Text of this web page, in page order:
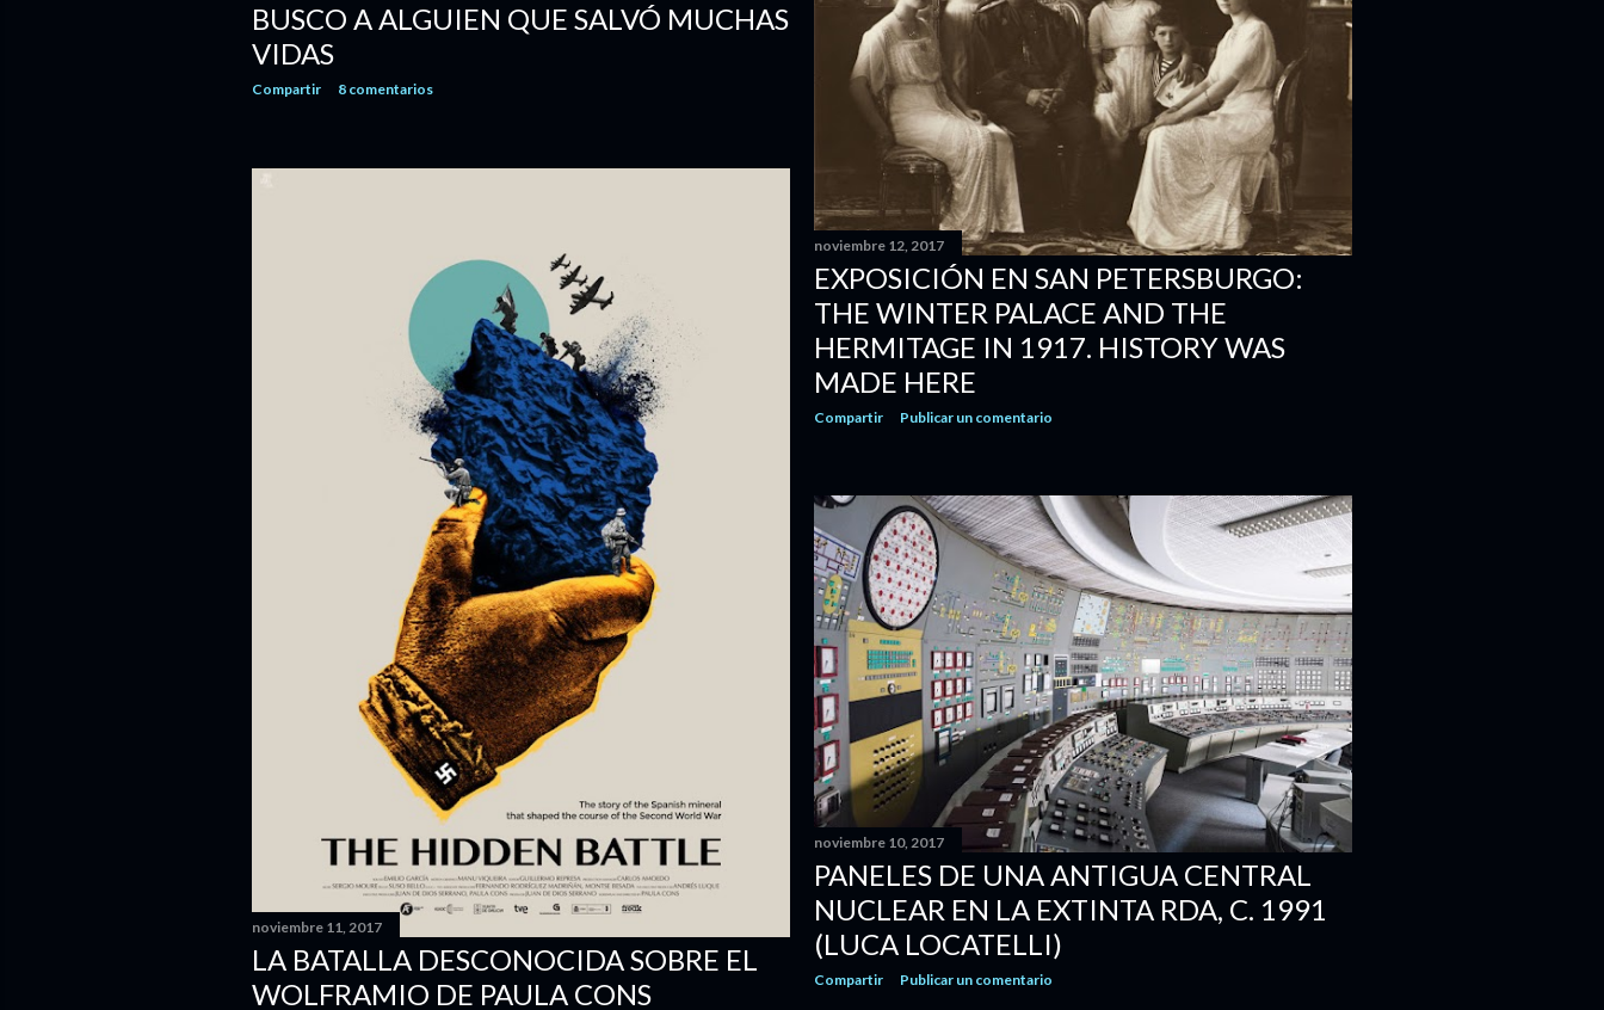
BUSCO A ALGUIEN QUE SALVÓ MUCHAS
VIDAS
Compartir 8 comentarios
noviembre 12, 2017
EXPOSICIÓN EN SAN PETERSBURGO:
THE WINTER PALACE AND THE
HERMITAGE IN 1917. HISTORY WAS
MADE HERE
Compartir Publicar un comentario
noviembre 11, 2017
LA BATALLA DESCONOCIDA SOBRE EL
WOLFRAMIO DE PAULA CONS
noviembre 10, 2017
PANELES DE UNA ANTIGUA CENTRAL
NUCLEAR EN LA EXTINTA RDA, C. 1991
(LUCA LOCATELLI)
Compartir Publicar un comentario